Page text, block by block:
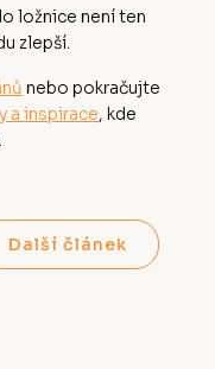
ložnice není ten
zlepší.
nebo pokračujte
a inspirace, kde
Další článek